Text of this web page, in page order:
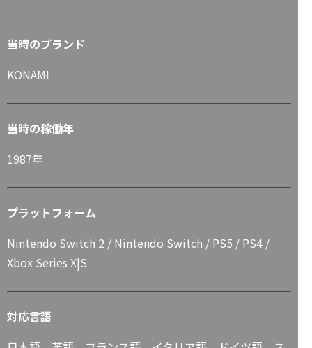
当時のブランド
KONAMI
当時の稼働年
1987年
プラットフォーム
Nintendo Switch 2 / Nintendo Switch / PS5 / PS4 /
Xbox Series X|S
対応言語